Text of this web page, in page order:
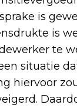
is
is
te
situatie
hiervoor